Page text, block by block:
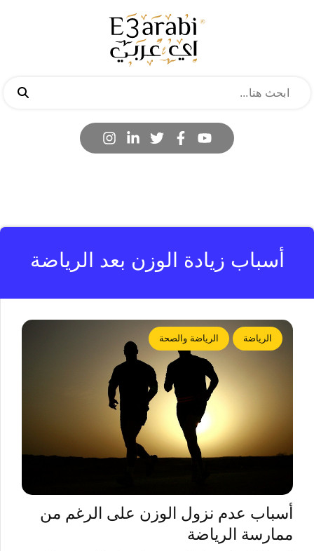
أسباب زيادة الوزن بعد الرياضة
الرياضة الرياضة والصحة
أسباب عدم نزول الوزن على الرغم من
ممارسة الرياضة